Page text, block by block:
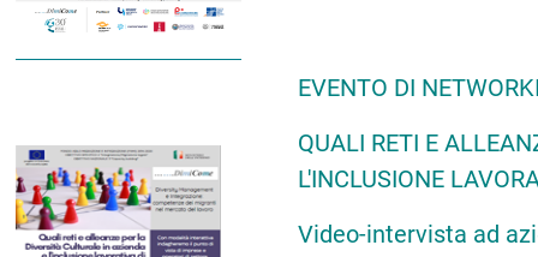
EVENTO DI
QUALI RETI E
L'INCLUSIONE
Video-intervista ad